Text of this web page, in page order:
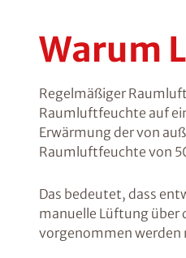
Warum
Regelmäßiger
Raumluftfeuchte auf
Erwärmung der von
Raumluftfeuchte von
Das bedeutet, dass
manuelle Lüftung über
vorgenommen werden